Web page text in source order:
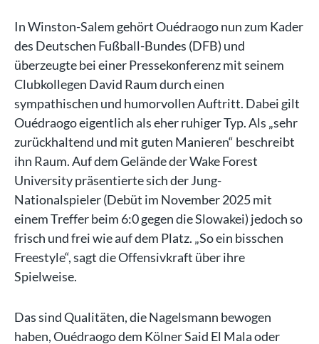
In Winston-Salem gehört Ouédraogo nun zum Kader
des Deutschen Fußball-Bundes (DFB) und
überzeugte bei einer Pressekonferenz mit seinem
Clubkollegen David Raum durch einen
sympathischen und humorvollen Auftritt. Dabei gilt
Ouédraogo eigentlich als eher ruhiger Typ. Als „sehr
zurückhaltend und mit guten Manieren“ beschreibt
ihn Raum. Auf dem Gelände der Wake Forest
University präsentierte sich der Jung-
Nationalspieler (Debüt im November 2025 mit
einem Treffer beim 6:0 gegen die Slowakei) jedoch so
frisch und frei wie auf dem Platz. „So ein bisschen
Freestyle“, sagt die Offensivkraft über ihre
Spielweise.
Das sind Qualitäten, die Nagelsmann bewogen
haben, Ouédraogo dem Kölner Said El Mala oder